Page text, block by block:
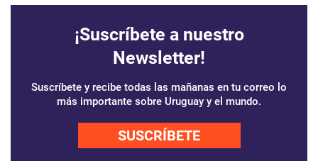
¡Suscríbete a nuestro
Newsletter!
Suscríbete y recibe todas las mañanas en tu correo lo
más importante sobre Uruguay y el mundo.
SUSCRÍBETE